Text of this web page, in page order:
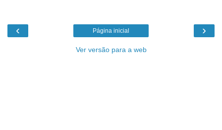
‹ ›
Página inicial
Ver versão para a web